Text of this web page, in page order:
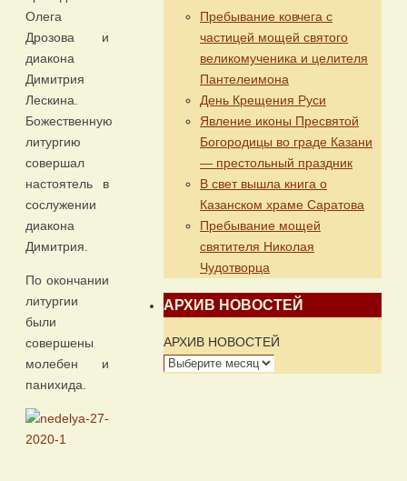
Олега
Дрозова и
диакона
Димитрия
Лескина.
Божественную
литургию
совершал
настоятель в
сослужении
диакона
Димитрия.
По окончании
литургии
были
совершены
молебен и
панихида.
Пребывание ковчега с
частицей мощей святого
великомученика и целителя
Пантелеимона
День Крещения Руси
Явление иконы Пресвятой
Богородицы во граде Казани
— престольный праздник
В свет вышла книга о
Казанском храме Саратова
Пребывание мощей
святителя Николая
Чудотворца
АРХИВ НОВОСТЕЙ
АРХИВ НОВОСТЕЙ